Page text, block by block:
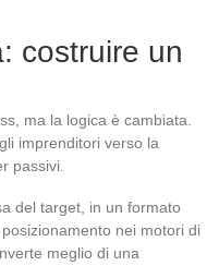
costruire un
ma la logica è cambiata.
imprenditori verso la
passivi.
del target, in un formato
nei motori di
meglio di una